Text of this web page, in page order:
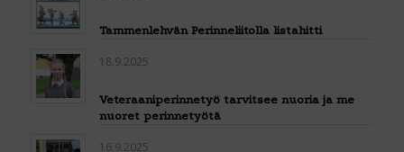
Tammenlehvän Perinneliitolla listahitti
18.9.2025
Veteraaniperinnetyö tarvitsee nuoria ja me
nuoret perinnetyötä
16.9.2025